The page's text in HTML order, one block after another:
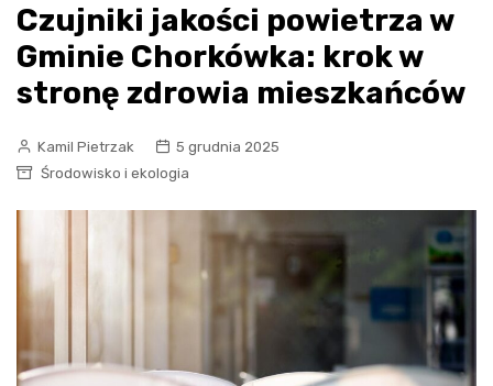
Czujniki jakości powietrza w
Gminie Chorkówka: krok w
stronę zdrowia mieszkańców
Kamil Pietrzak
5 grudnia 2025
Środowisko i ekologia